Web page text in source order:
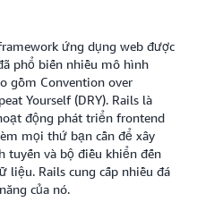
ứng dụng web được
phổ biến nhiều mô hình
gồm Convention over
Yourself (DRY). Rails là
động phát triển frontend
mọi thứ bạn cần để xây
tuyến và bộ điều khiển đến
liệu. Rails cung cấp nhiều đá
của nó.